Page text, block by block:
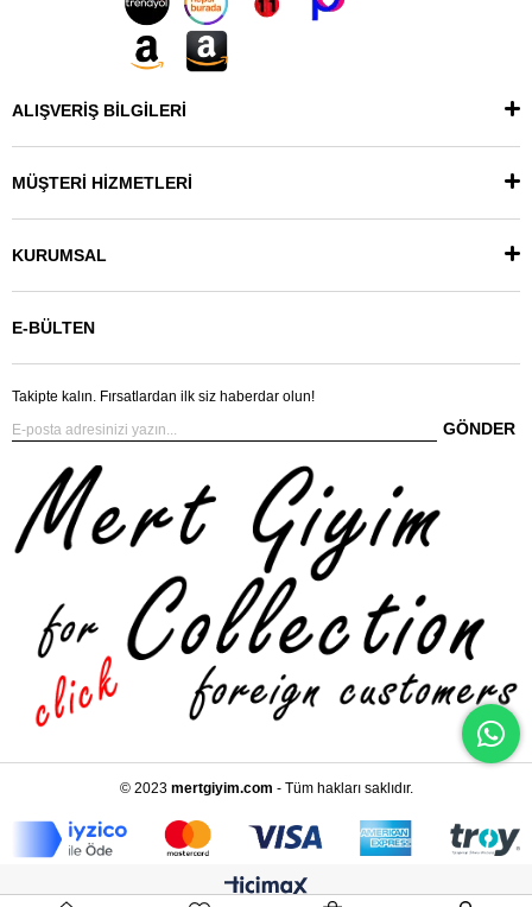
ALIŞVERİŞ BİLGİLERİ
MÜŞTERİ HİZMETLERİ
KURUMSAL
E-BÜLTEN
Takipte kalın. Fırsatlardan ilk siz haberdar olun!
GÖNDER
© 2023 mertgiyim.com - Tüm hakları saklıdır.